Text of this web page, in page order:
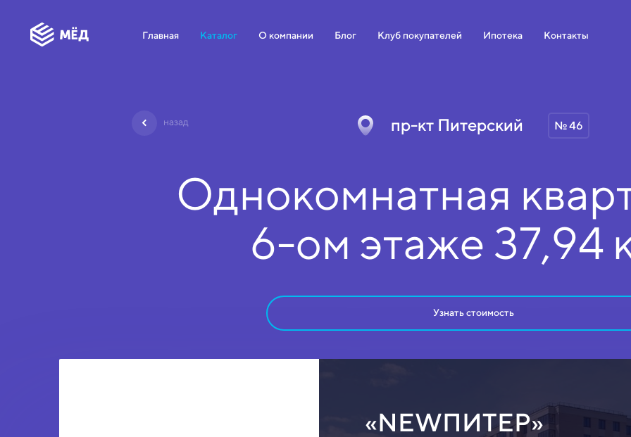
Главная Каталог О компании Блог Клуб покупателей Ипотека Контакты
назад пр-кт Питерский № 46
Однокомнатная
6-ом этаже 37,94
Узнать стоимость
«NEWПИТЕР»